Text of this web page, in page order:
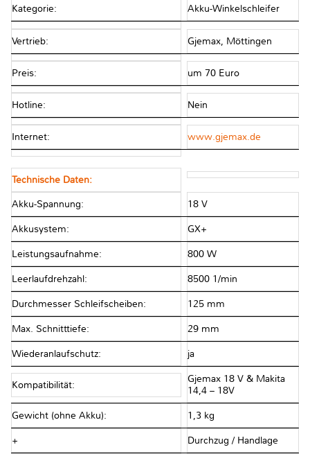
Kategorie: Akku-Winkelschleifer
Vertrieb: Gjemax, Möttingen
Preis: um 70 Euro
Hotline: Nein
Internet: www.gjemax.de
Technische Daten:
Akku-Spannung: 18 V
Akkusystem: GX+
Leistungsaufnahme: 800 W
Leerlaufdrehzahl: 8500 1/min
Durchmesser Schleifscheiben: 125 mm
Max. Schnitttiefe: 29 mm
Wiederanlaufschutz: ja
Kompatibilität:
Gjemax 18 V & Makita
14,4 – 18V
Gewicht (ohne Akku): 1,3 kg
+ Durchzug / Handlage